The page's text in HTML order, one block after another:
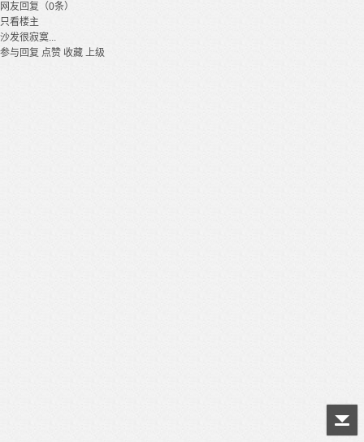
网友回复（0条）
只看楼主
沙发很寂寞...
参与回复 点赞 收藏 上级